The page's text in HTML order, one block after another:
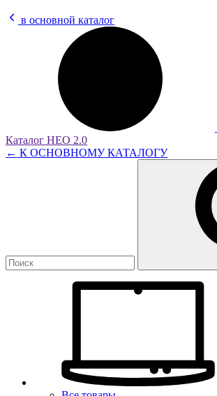
в основной каталог
Каталог НЕО 2.0
← К ОСНОВНОМУ КАТАЛОГУ